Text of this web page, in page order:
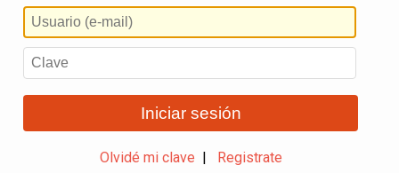
Iniciar sesión
Olvidé mi clave Registrate